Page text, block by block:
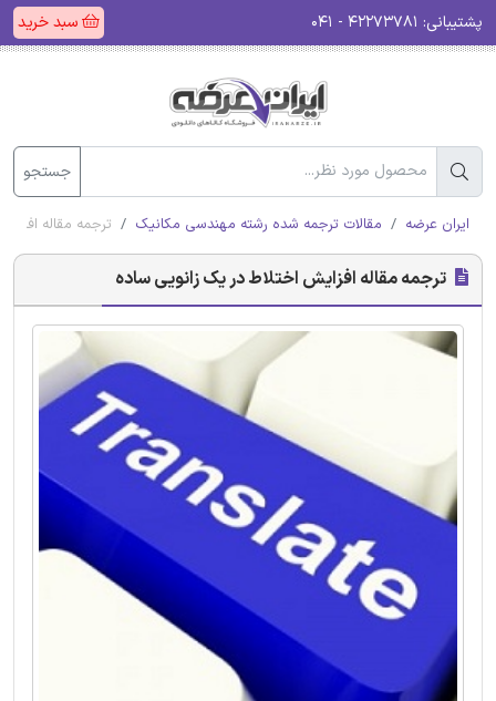
پشتیبانی: سبد خرید
جستجو
ایران عرضه مقالات ترجمه شده رشته مهندسی مکانیک ترجمه مقاله
ترجمه مقاله افزایش اختلاط در یک زانویی ساده